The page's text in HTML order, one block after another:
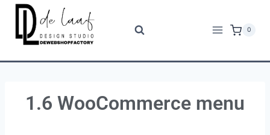
0
1.6 WooCommerce menu